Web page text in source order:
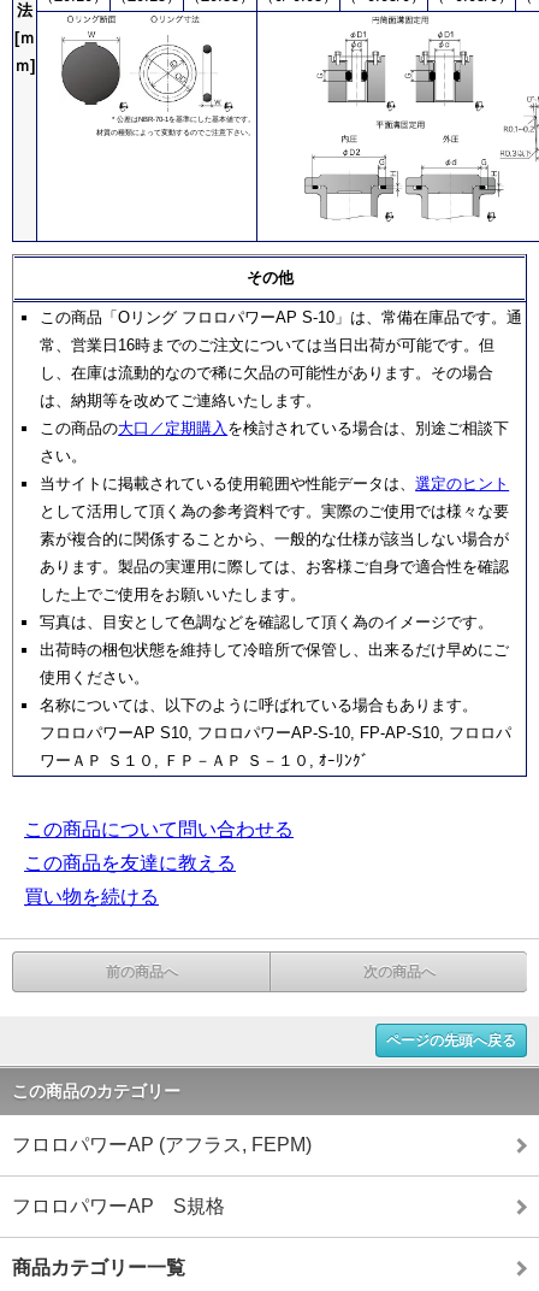
法
[ｍ
ｍ]
* 公差はNBR-70-1を基準にした基本値です。
材質の種類によって変動するのでご注意下さい。
その他
この商品「Oリング フロロパワーAP S-10」は、常備在庫品です。通
常、営業日16時までのご注文については当日出荷が可能です。但
し、在庫は流動的なので稀に欠品の可能性があります。その場合
は、納期等を改めてご連絡いたします。
この商品の大口／定期購入 を検討されている場合は、別途ご相談下
さい。
当サイトに掲載されている使用範囲や性能データは、選定のヒント
として活用して頂く為の参考資料です。実際のご使用では様々な要
素が複合的に関係することから、一般的な仕様が該当しない場合が
あります。製品の実運用に際しては、お客様ご自身で適合性を確認
した上でご使用をお願いいたします。
写真は、目安として色調などを確認して頂く為のイメージです。
出荷時の梱包状態を維持して冷暗所で保管し、出来るだけ早めにご
使用ください。
名称については、以下のように呼ばれている場合もあります。
フロロパワーAP S10, フロロパワーAP-S-10, FP-AP-S10, フロロパ
ワーＡＰ Ｓ１０, ＦＰ－ＡＰ Ｓ－１０, ｵｰﾘﾝｸﾞ
この商品について問い合わせる
この商品を友達に教える
買い物を続ける
前の商品へ 次の商品へ
ページの先頭へ戻る
この商品のカテゴリー
フロロパワーAP (アフラス, FEPM)
フロロパワーAP S規格
商品カテゴリー一覧